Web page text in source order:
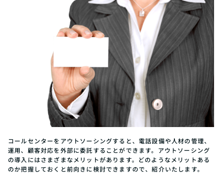
コールセンターをアウトソーシングすると、電話設備や人材の管理、
運用、顧客対応を外部に委託することができます。アウトソーシング
の導入にはさまざまなメリットがあります。どのようなメリットある
のか把握しておくと前向きに検討できますので、紹介いたします。